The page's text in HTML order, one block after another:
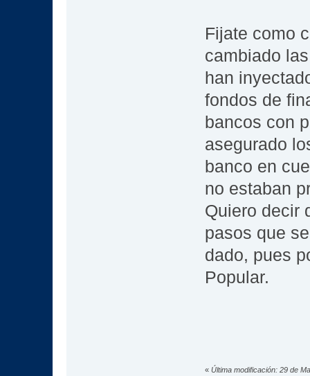
Fijate como
cambiado
han
fondos de
bancos con
asegurado
banco en
no estaban
Quiero decir
pasos que
dado, pues
Popular.
« Última modificación: 29 de